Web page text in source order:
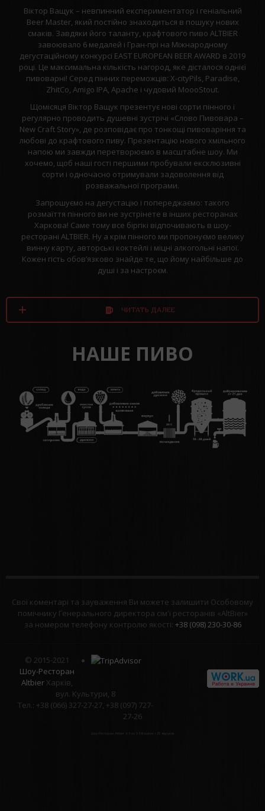
Віктор Ващук – невпинний експериментатор і геніальний
Beer Master, який постійно знаходиться в пошуку нових
смаків. Завдяки його таланту, крафтового пиво ALTBIER
завоювало 6 медалей і Гран-прі на Міжнародному
дегустаційному конкурсі EAST EUROPEAN BEER AWARD в 2019
році. Це максимальна кількість нагород, яке дісталося однієї
пивоварні! Серед пінних переможців: X-cityPils, Paradise,
ZhitCo, Amigo IPA, Apache і чудовий MoooStout.
Щомісяця Віктор Ващук презентує нові сорти пінного і
регулярно проводить душевні зустрічі «Слово Пивовара –
New Craft Story», де розповідає про тонкощі пивоваріння та
любові до крафтового пиву. Презентацію нового хмільного
напою ми завжди перетворюємо в масштабне шоу. Ми
хочемо, щоб наші гості першими пробували ексклюзивні
сорти і одночасно отримували задоволення від
розважальної програми.
Запрошуємо на дегустацію і попереджаємо: такого
розмаїття пінного ви не зустрінете в інших ресторанах
Харкова! Саме тому все біргікі відпочивають в шоу-
ресторані ALTBIER. Ну а крім пінного ми пропонуємо велику
винну карту, авторські коктейлі і міцні алкогольні напої.
Кожен гість обов’язково знайде те, що йому найбільше до
душі і за настроєм.
ЧИТАТЬ ДАЛЕЕ
НАШЕ ПИВО
Свої коментарі та зауваження Ви можете залишити Особовому
помічнику Генерального директора сім'ї ресторанів «AltBier»
за номером телефону контролю якості: +38 (098) 230-30-86
© 2015-2021
Шоу-Ресторан
AltbierХарків,
вул. Культури, 8
Тел.: +38 (066) 327-27-27, +38 (097) 727-
27-26
Шоу-Ресторан Altbier відгуків.